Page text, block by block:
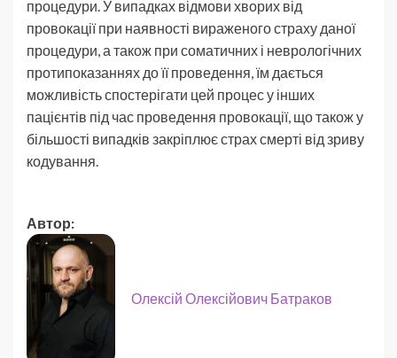
процедури. У випадках відмови хворих від
провокації при наявності вираженого страху даної
процедури, а також при соматичних і неврологічних
протипоказаннях до її проведення, їм дається
можливість спостерігати цей процес у інших
пацієнтів під час проведення провокації, що також у
більшості випадків закріплює страх смерті від зриву
кодування.
Автор:
Олексій Олексійович Батраков